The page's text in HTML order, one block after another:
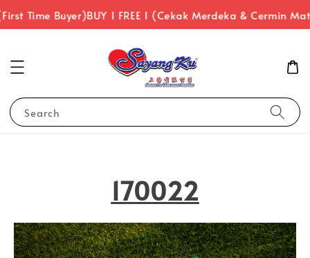
Time Buyer)BUY 1 FREE 1 (Cekak Merdeka & Cermin
Search
170022